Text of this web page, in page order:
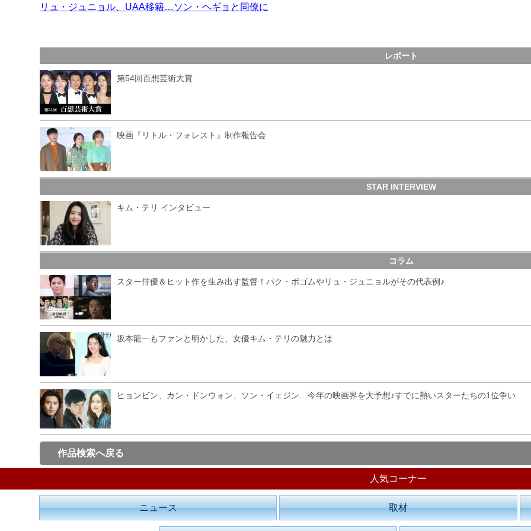
リュ・ジュニョル、UAA移籍…ソン・ヘギョと同僚に
レポート
第54回百想芸術大賞
映画『リトル・フォレスト』制作報告会
STAR INTERVIEW
キム・テリ インタビュー
コラム
スター俳優＆ヒット作を生み出す監督！パク・ボゴムやリュ・ジュニョルがその代表例♪
坂本龍一もファンと明かした、女優キム・テリの魅力とは
ヒョンビン、カン・ドンウォン、ソン・イェジン…今年の映画界を大予想♪すでに熱いスターたちの1位争い
作品検索へ戻る
人気コーナー
ニュース 取材